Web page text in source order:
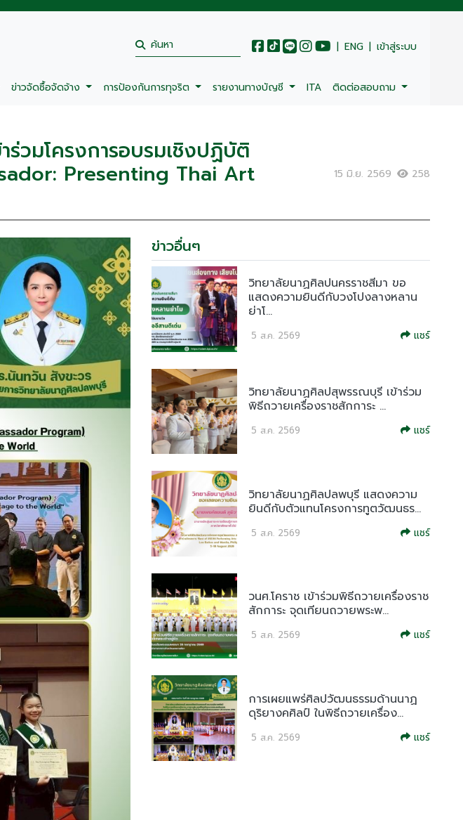
| ENG | เข้าสู่ระบบ
ข่าวจัดซื้อจัดจ้าง การป้องกันการทุจริต รายงานทางบัญชี ITA ติดต่อสอบถาม
วมโครงการอบรมเชิงปฏิบัติ
Presenting Thai Art 15 มิ.ย. 2569 258
ข่าวอื่นๆ
วิทยาลัยนาฏศิลปนครราชสีมา ขอ
แสดงความยินดีกับวงโปงลางหลาน
ย่าโ...
5 ส.ค. 2569 แชร์
วิทยาลัยนาฏศิลปสุพรรณบุรี เข้าร่วม
พิธีถวายเครื่องราชสักการะ ...
5 ส.ค. 2569 แชร์
วิทยาลัยนาฏศิลปลพบุรี แสดงความ
ยินดีกับตัวแทนโครงการทูตวัฒนธร...
5 ส.ค. 2569 แชร์
วนศ.โคราช เข้าร่วมพิธีถวายเครื่องราช
สักการะ จุดเทียนถวายพระพ...
5 ส.ค. 2569 แชร์
การเผยแพร่ศิลปวัฒนธรรมด้านนาฏ
ดุริยางคศิลป์ ในพิธีถวายเครื่อง...
5 ส.ค. 2569 แชร์